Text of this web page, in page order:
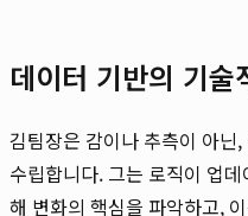
데이터 기반의 기술
김팀장은 감이나 추측이 아닌
수립합니다. 그는 로직이 업
해 변화의 핵심을 파악하고,